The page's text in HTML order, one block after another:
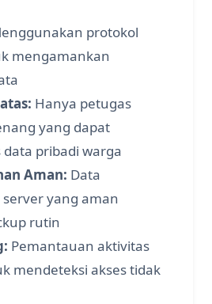
protokol
mengamankan
Hanya petugas
yang dapat
data pribadi warga
Aman: Data
yang aman
rutin
Pemantauan aktivitas
mendeteksi akses tidak